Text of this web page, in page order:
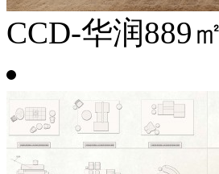
CCD-华润889